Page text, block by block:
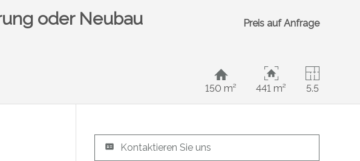
oder Neubau Preis auf Anfrage
150 m²
441 m² 5.5
Kontaktieren Sie uns